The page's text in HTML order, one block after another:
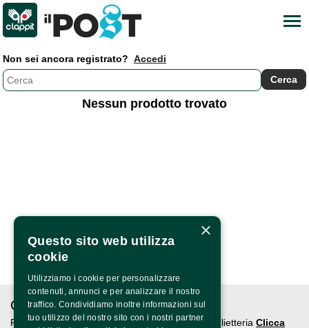
Non sei ancora registrato? Accedi
Nessun prodotto trovato
CONTATTI
Per informazioni e supporto all'acquisto della biglietteria Clicca
×
Questo sito web utilizza
cookie
Utilizziamo i cookie per personalizzare
contenuti, annunci e per analizzare il nostro
traffico. Condividiamo inoltre informazioni sul
tuo utilizzo del nostro sito con i nostri partner